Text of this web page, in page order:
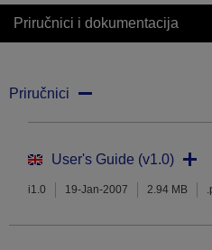
Priručnici i dokumentacija
Priručnici
User's Guide (v1.0)
i1.0 19-Jan-2007 2.94 MB